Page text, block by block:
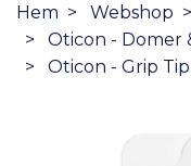
Hem Webshop
Oticon - Domer
Oticon - Grip